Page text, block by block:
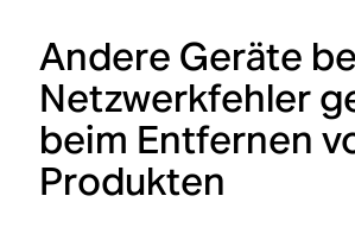
Andere Geräte
Netzwerkfehler
beim Entfernen
Produkten